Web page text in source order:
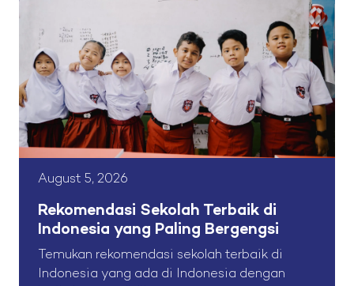
August 5, 2026
Rekomendasi Sekolah Terbaik di
Indonesia yang Paling Bergengsi
Temukan rekomendasi sekolah terbaik di
Indonesia yang ada di Indonesia dengan